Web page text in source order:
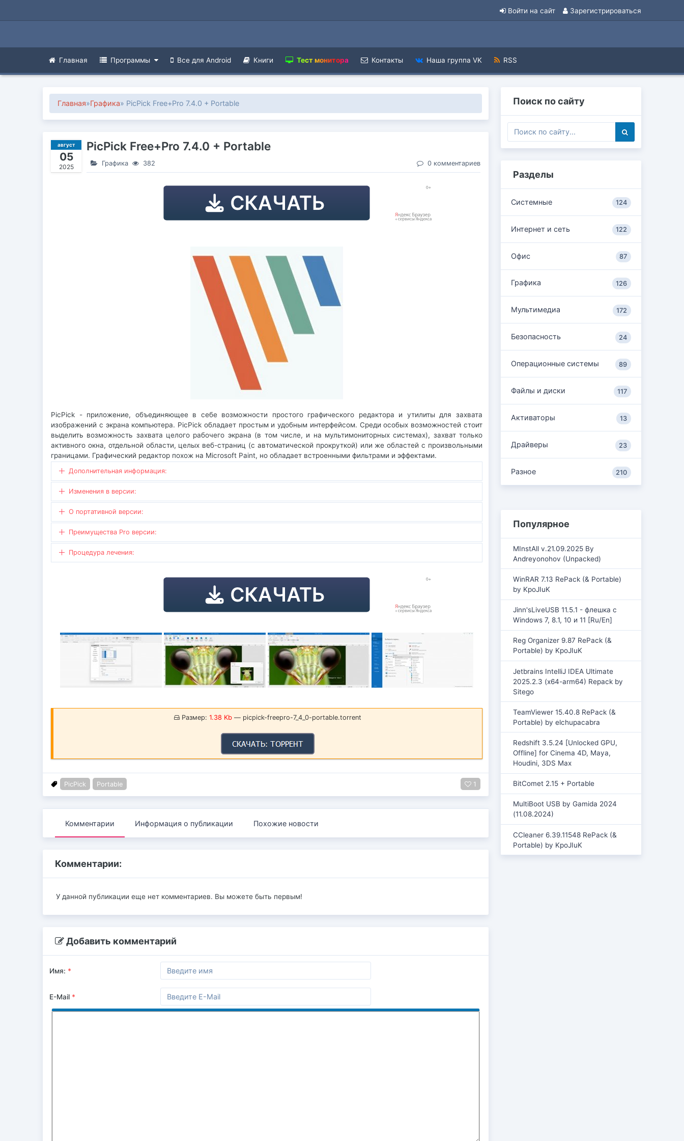
Войти на сайт Зарегистрироваться
Главная Программы Все для Android Книги Тест монитора Контакты Наша группа VK RSS
Главная»Графика» PicPick Free+Pro 7.4.0 + Portable
август
05
2025
PicPick Free+Pro 7.4.0 + Portable
Графика 382 0 комментариев
PicPick - приложение, объединяющее в себе возможности простого графического редактора и утилиты для захвата
изображений с экрана компьютера. PicPick обладает простым и удобным интерфейсом. Среди особых возможностей стоит
выделить возможность захвата целого рабочего экрана (в том числе, и на мультимониторных системах), захват только
активного окна, отдельной области, целых веб-страниц (с автоматической прокруткой) или же областей с произвольными
границами. Графический редактор похож на Microsoft Paint, но обладает встроенными фильтрами и эффектами.
Дополнительная информация:
Изменения в версии:
О портативной версии:
Преимущества Pro версии:
Процедура лечения:
Размер: 1.38 Kb — picpick-freepro-7_4_0-portable.torrent
PicPick Portable 1
Комментарии Информация о публикации Похожие новости
Комментарии:
У данной публикации еще нет комментариев. Вы можете быть первым!
Добавить комментарий
Имя: *
E-Mail *
Поиск по сайту
Разделы
Системные 124
Интернет и сеть 122
Офис 87
Графика 126
Мультимедиа 172
Безопасность 24
Операционные системы 89
Файлы и диски 117
Активаторы 13
Драйверы 23
Разное 210
Популярное
MInstAll v.21.09.2025 By
Andreyonohov (Unpacked)
WinRAR 7.13 RePack (& Portable)
by KpoJIuK
Jinn'sLiveUSB 11.5.1 - флешка с
Windows 7, 8.1, 10 и 11 [Ru/En]
Reg Organizer 9.87 RePack (&
Portable) by KpoJIuK
Jetbrains IntelliJ IDEA Ultimate
2025.2.3 (x64-arm64) Repack by
Sitego
TeamViewer 15.40.8 RePack (&
Portable) by elchupacabra
Redshift 3.5.24 [Unlocked GPU,
Offline] for Cinema 4D, Maya,
Houdini, 3DS Max
BitComet 2.15 + Portable
MultiBoot USB by Gamida 2024
(11.08.2024)
CCleaner 6.39.11548 RePack (&
Portable) by KpoJIuK